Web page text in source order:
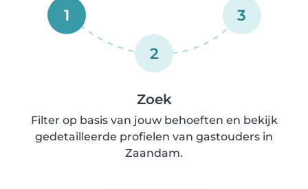
1
2
3
Zoek
Filter op basis van jouw behoeften en bekijk
gedetailleerde profielen van gastouders in
Zaandam.